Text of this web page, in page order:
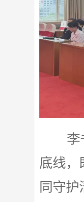
李书
底线，
同守